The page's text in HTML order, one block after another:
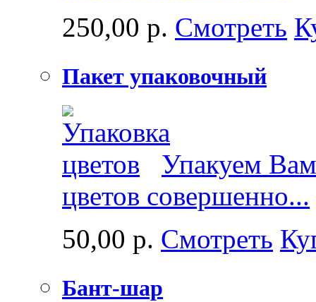
250,00 р. Смотреть
Пакет упаковочный
Упакуем Вам
цветов совершенно...
50,00 р. Смотреть
Бант-шар